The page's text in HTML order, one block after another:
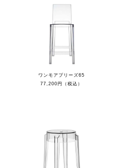
ワンモアプリーズ65
77,200円（税込）